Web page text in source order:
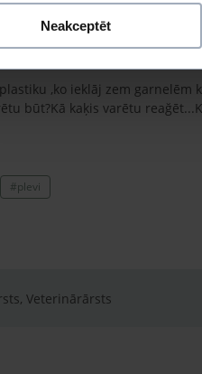
Neakceptēt
,ko ieklāj zem garnelēm
būt?Kā kaķis varētu
#plevi
Veterinārārsts